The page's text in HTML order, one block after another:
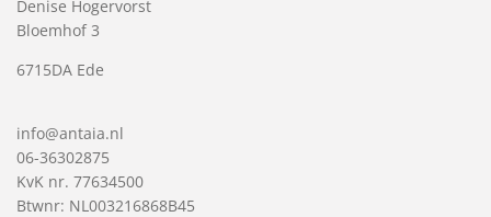
Denise Hogervorst
Bloemhof 3
6715DA Ede
info@antaia.nl
06-36302875
KvK nr. 77634500
Btwnr: NL003216868B45